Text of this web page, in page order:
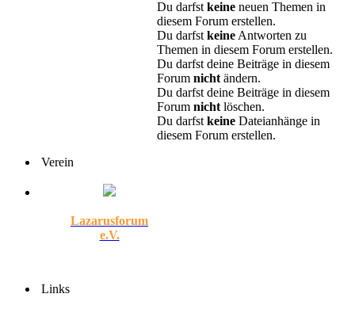
Du darfst keine neuen Themen in
diesem Forum erstellen.
Du darfst keine Antworten zu
Themen in diesem Forum erstellen.
Du darfst deine Beiträge in diesem
Forum nicht ändern.
Du darfst deine Beiträge in diesem
Forum nicht löschen.
Du darfst keine Dateianhänge in
diesem Forum erstellen.
Verein
Lazarusforum
e.V.
Links